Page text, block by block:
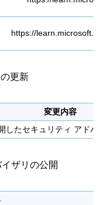
https://
更新
変更内容
したセキュリティ アド
ザリの公開